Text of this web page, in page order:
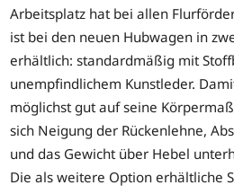
Arbeitsplatz hat bei allen
ist bei den neuen Hubwagen in
erhältlich: standardmäßig mit
unempfindlichem Kunstleder.
möglichst gut auf seine
sich Neigung der Rückenlehne,
und das Gewicht über Hebel
Die als weitere Option erhältliche